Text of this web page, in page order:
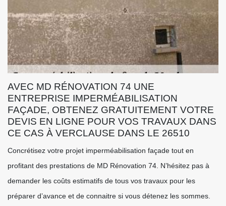
AVEC MD RÉNOVATION 74 UNE
ENTREPRISE IMPERMÉABILISATION
FAÇADE, OBTENEZ GRATUITEMENT VOTRE
DEVIS EN LIGNE POUR VOS TRAVAUX DANS
CE CAS À VERCLAUSE DANS LE 26510
Concrétisez votre projet imperméabilisation façade tout en
profitant des prestations de MD Rénovation 74. N’hésitez pas à
demander les coûts estimatifs de tous vos travaux pour les
préparer d’avance et de connaitre si vous détenez les sommes.